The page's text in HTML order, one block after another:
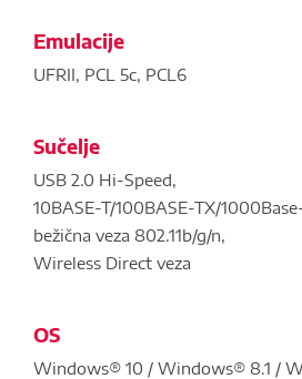
Emulacije
UFRII, PCL 5c, PCL6
Sučelje
USB 2.0 Hi-Speed,
10BASE-T/100BASE-TX/
bežična veza 802.11b/g/n,
Wireless Direct veza
OS
Windows® 10 / Windows® 8.1 /